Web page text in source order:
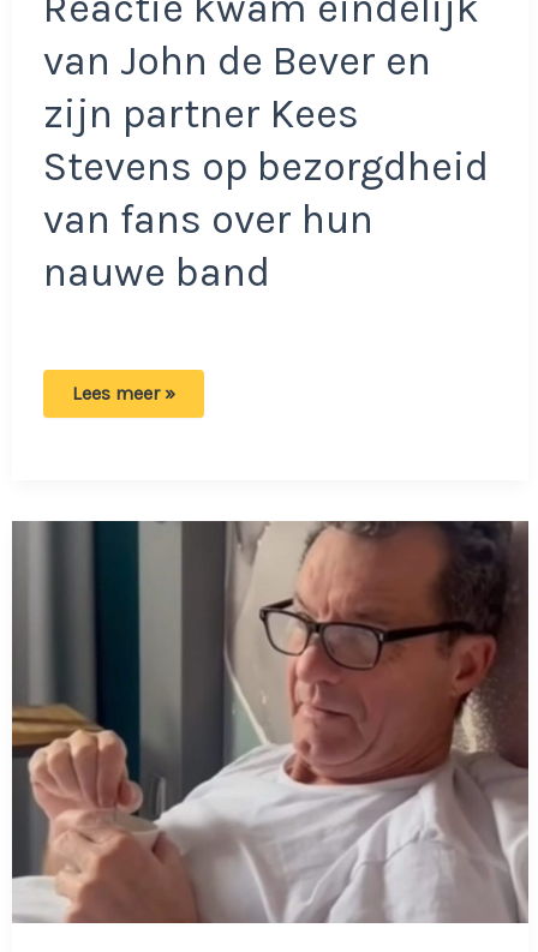
van John de Bever en
zijn partner Kees
Stevens op bezorgdheid
van fans over hun
nauwe band
Bevers
haar’
Lees meer »